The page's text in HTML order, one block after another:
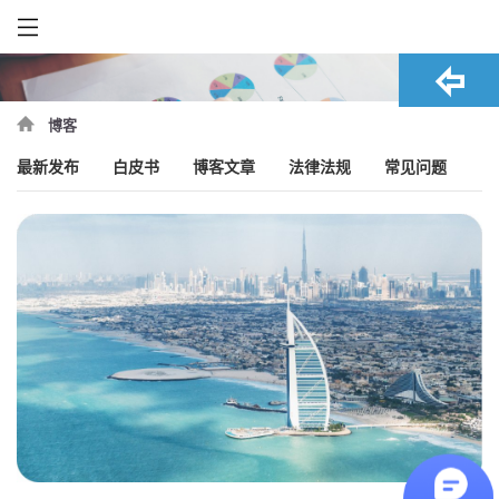
博客
最新发布 白皮书 博客文章 法律法规 常见问题